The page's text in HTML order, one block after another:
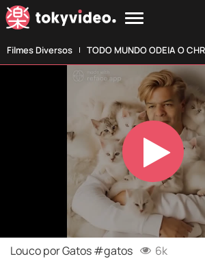
Filmes Diversos TODO MUNDO ODEIA O
Louco por Gatos #gatos 6k